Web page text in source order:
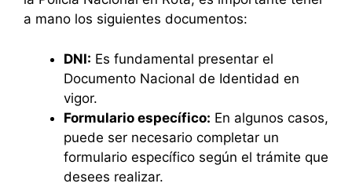
a mano los siguientes documentos:
DNI: Es fundamental presentar el
Documento Nacional de Identidad en
vigor.
Formulario específico: En algunos casos,
puede ser necesario completar un
formulario específico según el trámite que
desees realizar.